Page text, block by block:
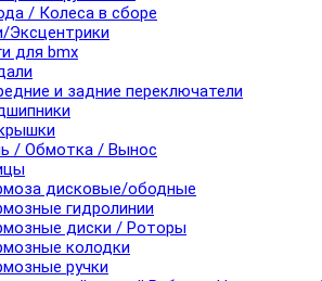
/ Колеса в сборе
Эксцентрики
для bmx
и задние переключатели
/ Обмотка / Вынос
дисковые/ободные
гидролинии
диски / Роторы
колодки
ручки